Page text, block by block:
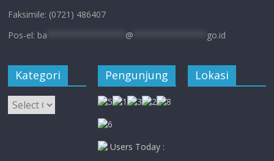
Faksimile: (0721) 486407
Pos-el: ba @ go.id
Kategori
Kategori
Pengunjung
Users Today :
Lokasi